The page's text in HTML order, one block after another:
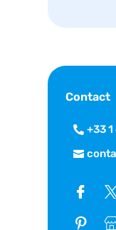
Contact
+33 1